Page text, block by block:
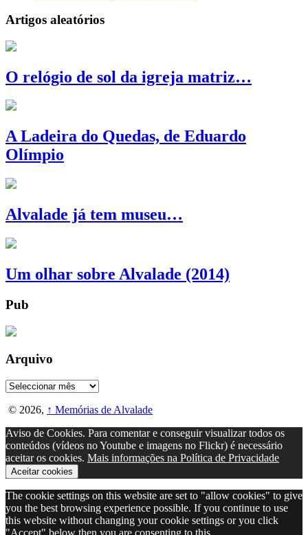
Artigos aleatórios
O relógio de sol da igreja matriz…
A Ladeira do Quedas, de Eduardo
Olímpio
Alvalade já tem museu…
Um olhar sobre Alvalade (2014)
Pub
Arquivo
Arquivo
© 2026, ↑ Memórias de Alvalade
Aviso de Cookies. Para comentar e conseguir visualizar todos os
conteúdos (vídeos no Youtube e imagens no Flickr) é necessário
aceitar os cookies. Mais informações na Política de Privacidade
Aceitar cookies
The cookie settings on this website are set to "allow cookies" to give
you the best browsing experience possible. If you continue to use
this website without changing your cookie settings or you click
"Accept" below then you are consenting to this.